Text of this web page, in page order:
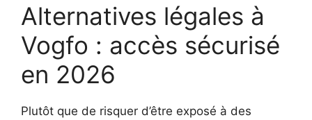
Alternatives légales à
Vogfo : accès sécurisé
en 2026
Plutôt que de risquer d’être exposé à des